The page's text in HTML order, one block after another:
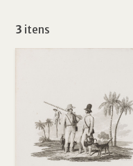
3 itens